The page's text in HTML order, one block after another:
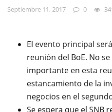
Septiembre 11, 2017 0
El evento principal
reunión del BoE. No
importante en esta
estancamiento de la
negocios en el
Se espera que el SNB